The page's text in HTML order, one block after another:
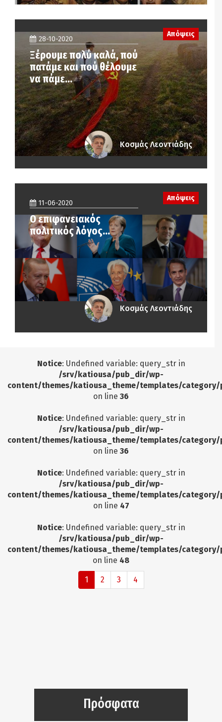
28-10-2020
Ξέρουμε πολύ καλά, πού
πατάμε και πού θέλουμε
να πάμε…
Απόψεις
Κοσμάς Λεοντιάδης
11-06-2020
Ο επιφανειακός
πολιτικός λόγος…
Απόψεις
Κοσμάς Λεοντιάδης
Notice: Undefined variable: query_str in
/srv/katiousa/pub_dir/wp-
content/themes/katiousa_theme/templates/
on line 36
Notice: Undefined variable: query_str in
/srv/katiousa/pub_dir/wp-
content/themes/katiousa_theme/templates/
on line 36
Notice: Undefined variable: query_str in
/srv/katiousa/pub_dir/wp-
content/themes/katiousa_theme/templates/
on line 47
Notice: Undefined variable: query_str in
/srv/katiousa/pub_dir/wp-
content/themes/katiousa_theme/templates/
on line 48
1 2 3 4
Πρόσφατα